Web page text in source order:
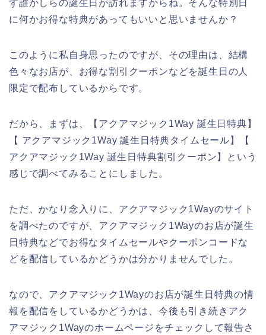
ず誰かしらの誕生日が訪れますからね。そんな特別日
に何かお得な特典があってもいいと思いませんか？
このように私自身思ったのですが、その理由は、結構
色々なお店が、お得な割引クーポンなどを誕生日の人
限定で配布しているからです。
だから、まずは、【アクアマジック1Way 誕生日特典】
【 アクアマジック1Way 誕生日特典タイムセール】【
アクアマジック1Way 誕生日特典割引クーポン】という
感じで調べてみることにしました。
ただ、かなり念入りに、アクアマジック1Wayのサイト
を調べたのですが、アクアマジック1Wayのお店が誕生
日特典などでお得なタイムセールやクーポンコードな
どを配信しているかどうかは分かりませんでした。
なので、アクアマジック1Wayのお店が誕生日特典の情
報を配信をしているかどうかは、今後も引き続きアク
アマジック1Wayのホームページをチェックして報告さ